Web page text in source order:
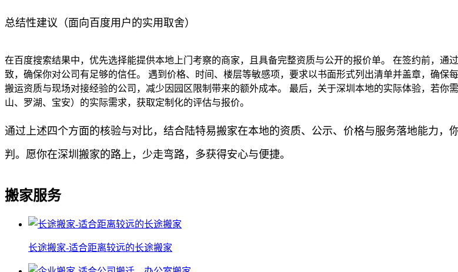
总结性建议（面向百度用户的实用取舍）
在百度搜索结果中，优先选择能提供本地上门考察的商家，且具备完整资质与公开的报价单。 在签约前，通
致，确保你对公司有足够的信任。 遇到价格、时间、楼层等敏感项，要求以书面形式列出清单并盖章，确
搬运资质与现场对接经验的公司，减少因园区限制带来的额外成本。 最后，关于深圳本地的实际体验，若
山、罗湖、宝安）的实际需求，获取定制化的评估与报价。
通过上述四个方面的核验与对比，结合陆特易搬家在本地的资质、公示、价格与服务落地能力，
判。愿你在深圳搬家的路上，少走弯路，多获得安心与便捷。
搬家服务
长途搬家-适合距离较远的长途搬家